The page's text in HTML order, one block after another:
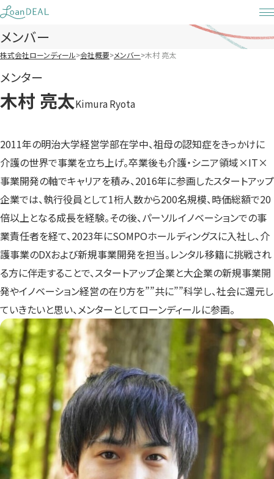
Skip
to
content
メンバー
株式会社ローンディール 会社概要 メンバー 木村 亮太
メンター
木村 亮太Kimura Ryota
2011年の明治大学経営学部在学中、祖母の認知症をきっかけに
介護の世界で事業を立ち上げ。卒業後も介護・シニア領域×IT×
事業開発の軸でキャリアを積み、2016年に参画したスタートアップ
企業では、執行役員として1桁人数から200名規模、時価総額で20
倍以上となる成長を経験。その後、パーソルイノベーションでの事
業責任者を経て、2023年にSOMPOホールディングスに入社し、介
護事業のDXおよび新規事業開発を担当。レンタル移籍に挑戦され
る方に伴走することで、スタートアップ企業と大企業の新規事業開
発やイノベーション経営の在り方を””共に””科学し、社会に還元し
ていきたいと思い、メンターとしてローンディールに参画。